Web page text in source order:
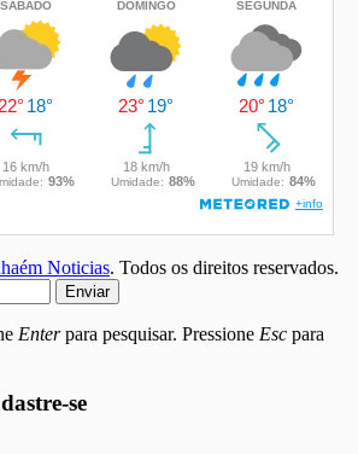
Noticias. Todos os direitos reservados.
Enviar
Enterpara pesquisar. Pressione Esc para
se